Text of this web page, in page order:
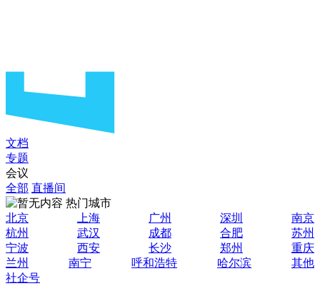
文档
专题
会议
全部 直播间
热门城市
北京
上海 广州 深圳
南京
杭州
武汉 成都 合肥
苏州
宁波
西安 长沙 郑州
重庆
兰州
南宁 呼和浩特 哈尔滨
其他
社企号